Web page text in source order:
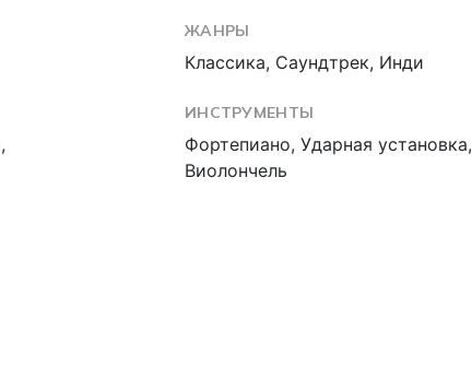
ЖАНРЫ
Классика, Саундтрек, Инди
ИНСТРУМЕНТЫ
Фортепиано, Ударная установка,
Виолончель